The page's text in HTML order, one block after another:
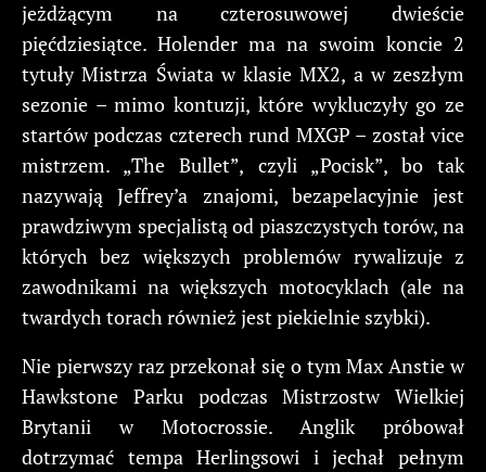
jeżdżącym na czterosuwowej dwieście
pięćdziesiątce. Holender ma na swoim koncie 2
tytuły Mistrza Świata w klasie MX2, a w zeszłym
sezonie – mimo kontuzji, które wykluczyły go ze
startów podczas czterech rund MXGP – został vice
mistrzem. „The Bullet”, czyli „Pocisk”, bo tak
nazywają Jeffrey’a znajomi, bezapelacyjnie jest
prawdziwym specjalistą od piaszczystych torów, na
których bez większych problemów rywalizuje z
zawodnikami na większych motocyklach (ale na
twardych torach również jest piekielnie szybki).
Nie pierwszy raz przekonał się o tym Max Anstie w
Hawkstone Parku podczas Mistrzostw Wielkiej
Brytanii w Motocrossie. Anglik próbował
dotrzymać tempa Herlingsowi i jechał pełnym